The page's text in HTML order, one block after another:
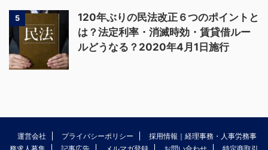
5
120年ぶりの民法改正６つのポイントと
は？法定利率・消滅時効・賃貸借ルー
ルどうなる？2020年4月1日施行
運営会社 プライバシーポリシー
採用情報｜経理事務・人事労務事